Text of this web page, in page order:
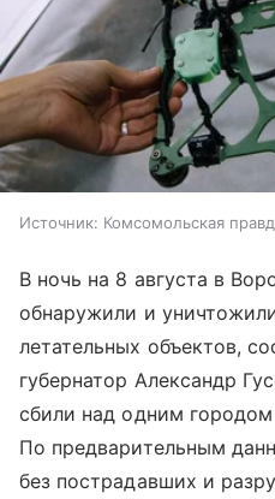
Источник: Комсомольская
В ночь на 8 августа в
обнаружили и
летательных объектов,
губернатор Александр
сбили над одним
По предварительным
без пострадавших и